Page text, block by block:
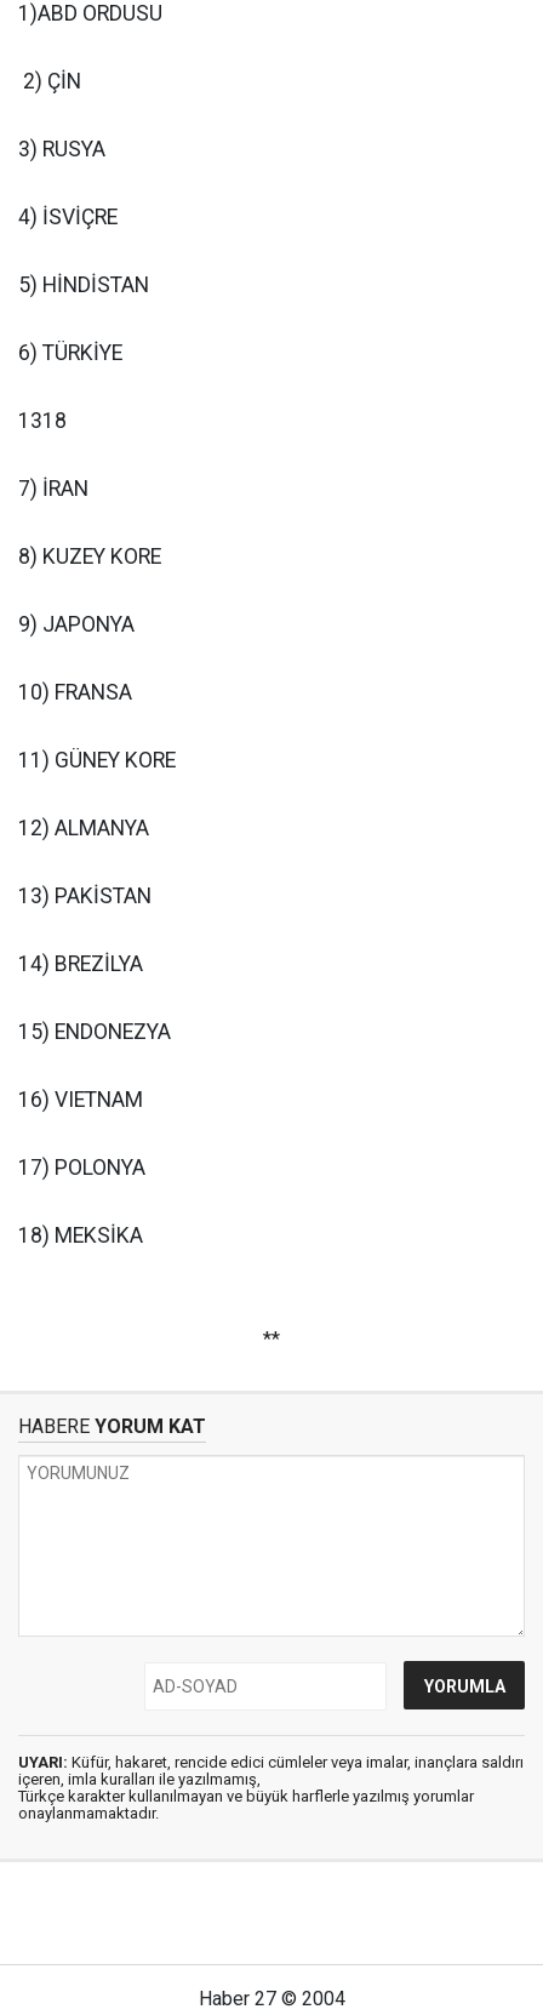
1)ABD ORDUSU
2) ÇİN
3) RUSYA
4) İSVİÇRE
5) HİNDİSTAN
6) TÜRKİYE
1318
7) İRAN
8) KUZEY KORE
9) JAPONYA
10) FRANSA
11) GÜNEY KORE
12) ALMANYA
13) PAKİSTAN
14) BREZİLYA
15) ENDONEZYA
16) VIETNAM
17) POLONYA
18) MEKSİKA
**
HABERE YORUM KAT
UYARI: Küfür, hakaret, rencide edici cümleler veya imalar, inançlara saldırı
içeren, imla kuralları ile yazılmamış,
Türkçe karakter kullanılmayan ve büyük harflerle yazılmış yorumlar
onaylanmamaktadır.
Haber 27 © 2004